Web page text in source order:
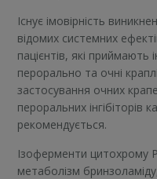
Існує імовірність
відомих системних
пацієнтів, які приймають
перорально та очні
застосування очних
пероральних інгібіторів
рекомендується.
Ізоферменти цитохрому
метаболізм